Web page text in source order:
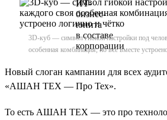
3D-куб — символ гибкой настройки под
особенная комбинация, но всё вместе
Новый слоган кампании для всех
«АШАН ТЕХ — Про Тех».
То есть АШАН ТЕХ — это про